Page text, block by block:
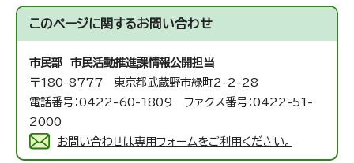
このページに関するお問い合わせ
市民部 市民活動推進課情報公開担当
〒180-8777 東京都武蔵野市緑町2-2-28
電話番号：0422-60-1809 ファクス番号：0422-51-
2000
お問い合わせは専用フォームをご利用ください。